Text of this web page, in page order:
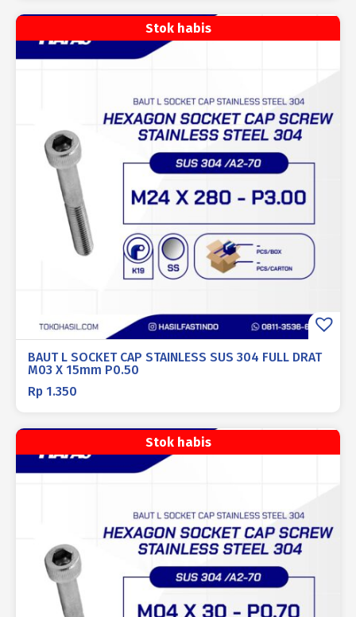
Stok habis
BAUT L SOCKET CAP STAINLESS SUS 304 FULL DRAT
M03 X 15mm P0.50
Rp 1.350
Stok habis